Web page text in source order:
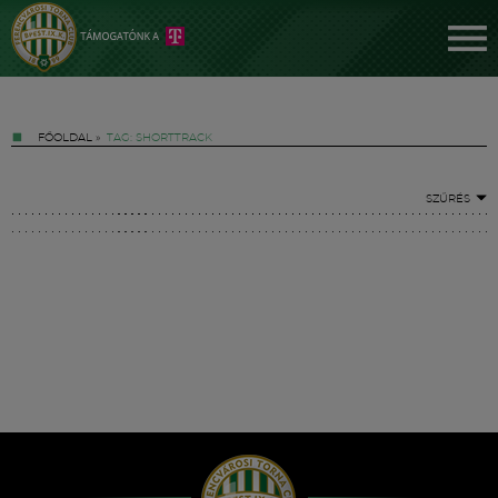
FŐOLDAL » TAG: SHORTTRACK
SZŰRÉS
Hírek